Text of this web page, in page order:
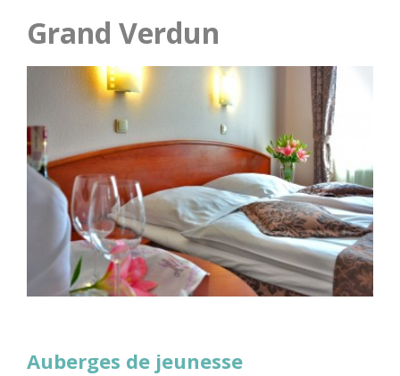
Grand Verdun
Auberges de jeunesse